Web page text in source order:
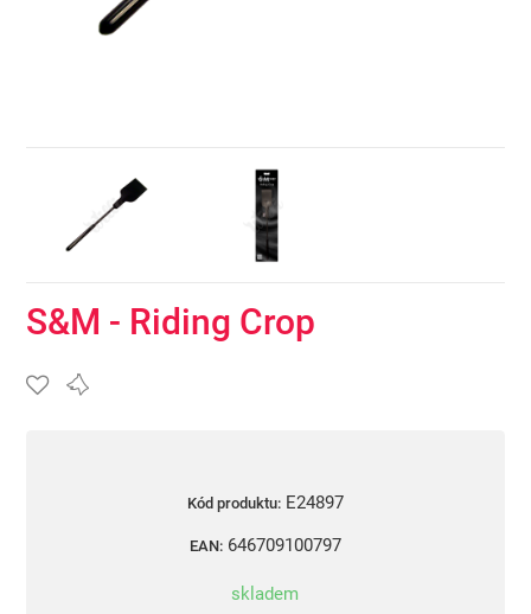
S&M - Riding Crop
Kód produktu: E24897
EAN: 646709100797
skladem